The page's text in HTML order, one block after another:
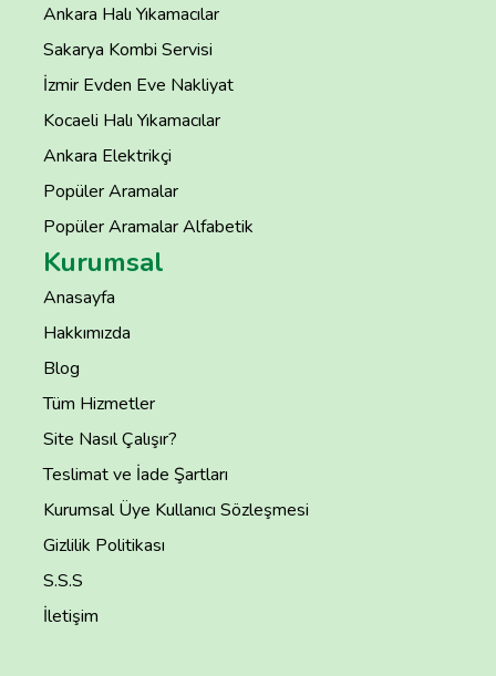
Ankara Halı Yıkamacılar
Sakarya Kombi Servisi
İzmir Evden Eve Nakliyat
Kocaeli Halı Yıkamacılar
Ankara Elektrikçi
Popüler Aramalar
Popüler Aramalar Alfabetik
Kurumsal
Anasayfa
Hakkımızda
Blog
Tüm Hizmetler
Site Nasıl Çalışır?
Teslimat ve İade Şartları
Kurumsal Üye Kullanıcı Sözleşmesi
Gizlilik Politikası
S.S.S
İletişim